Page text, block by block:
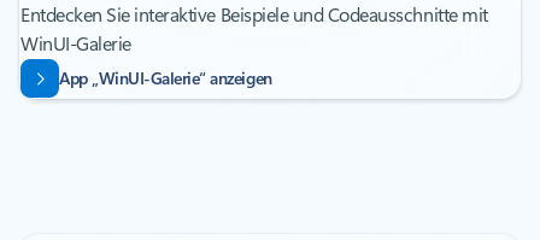
Entdecken Sie interaktive Beispiele und Codeausschnitte mit
WinUI-Galerie
App „WinUI-Galerie“ anzeigen